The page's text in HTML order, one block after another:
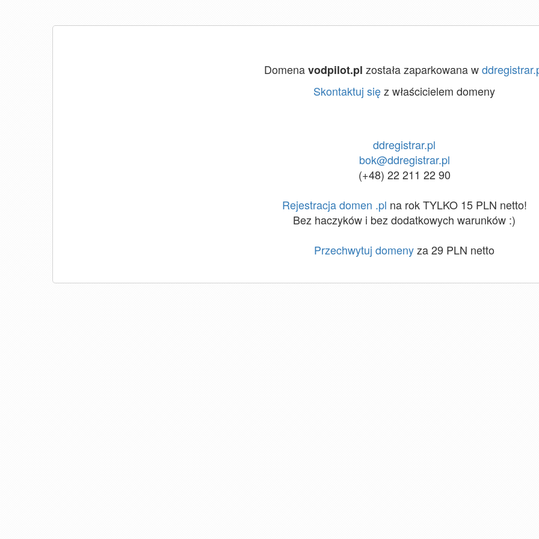
Domenavodpilot.pl została zaparkowana w
Skontaktuj sięz właścicielem domeny
ddregistrar.pl
bok@ddregistrar.pl
(+48) 22 211 22 90
Rejestracja domen .pl na rok TYLKO 15 PLN netto!
Bez haczyków i bez dodatkowych warunków :)
Przechwytuj domenyza 29 PLN netto